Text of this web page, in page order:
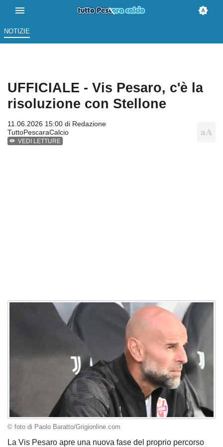
NOTIZIE
UFFICIALE - Vis Pesaro, c'è la
risoluzione con Stellone
11.06.2026 15:00 di Redazione
TuttoPescaraCalcio
VEDI LETTURE
© foto di Paolo Baratto/Grigionline.com
La Vis Pesaro apre una nuova fase del proprio percorso